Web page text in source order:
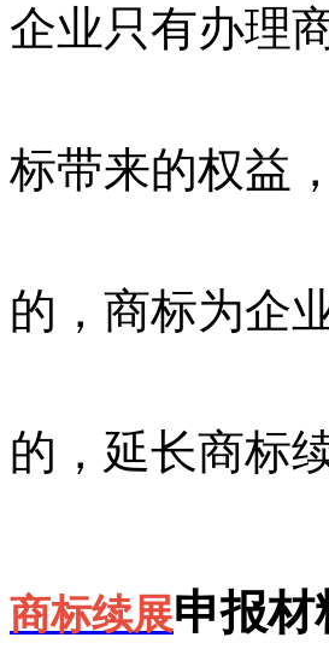
企业只有办理
标带来的权益
的，商标为企
的，延长商标
商标续展申报材